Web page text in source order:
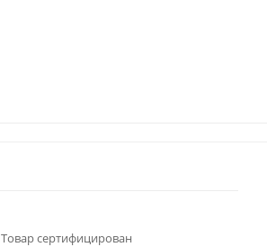
Товар сертифицирован